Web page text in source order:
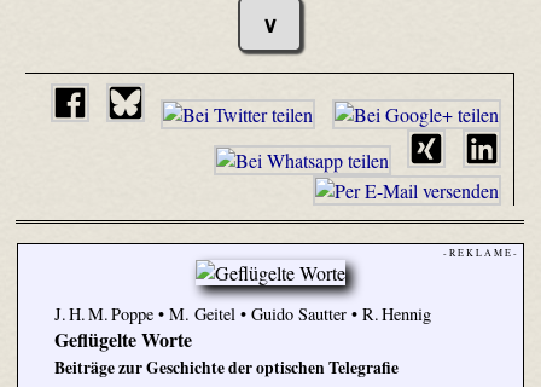
∨
- R E K L A M E -
J. H. M. Poppe • M. Geitel • Guido Sautter • R. Hennig
Geflügelte Worte
Beiträge zur Geschichte der optischen Telegrafie